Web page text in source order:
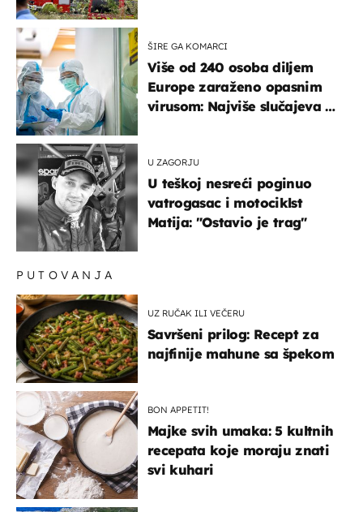
ŠIRE GA KOMARCI
Više od 240 osoba diljem
Europe zaraženo opasnim
virusom: Najviše slučajeva u
U ZAGORJU
U teškoj nesreći poginuo
vatrogasac i motociklst
Matija: "Ostavio je trag"
PUTOVANJA
UZ RUČAK ILI VEČERU
Savršeni prilog: Recept za
najfinije mahune sa špekom
BON APPETIT!
Majke svih umaka: 5 kultnih
recepata koje moraju znati
svi kuhari